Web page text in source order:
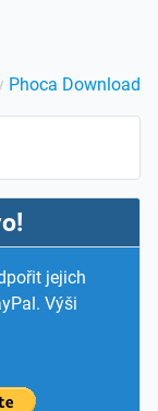
Phoca Download
jejich
Výši